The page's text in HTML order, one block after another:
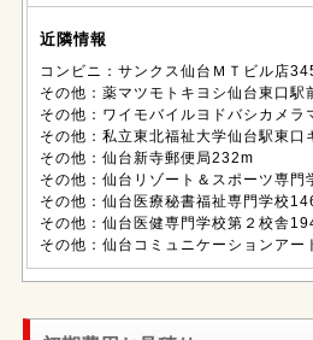
近隣情報
コンビニ：サンクス仙台ＭＴビル店
その他：薬マツモトキヨシ仙台東口駅
その他：ワイモバイルヨドバシカメ
その他：私立東北福祉大学仙台駅東口
その他：仙台新寺郵便局232m
その他：仙台リゾート＆スポーツ専門
その他：仙台医療秘書福祉専門学校
その他：仙台医健専門学校第２校舎
その他：仙台コミュニケーションア